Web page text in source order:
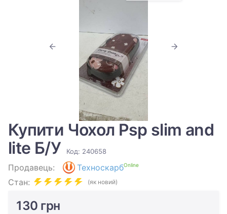
Купити Чохол Psp slim and
lite Б/У
Код: 240658
Продавець: ТехноскарбOnline
Стан: (як новий)
130 грн